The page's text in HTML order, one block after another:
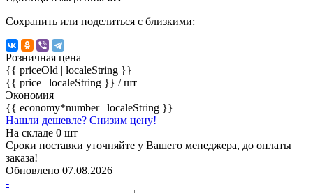
Сохранить или поделиться с близкими:
Розничная цена
{{ priceOld | localeString }}
{{ price | localeString }} / шт
Экономия
{{ economy*number | localeString }}
Нашли дешевле? Снизим цену!
На складе 0 шт
Сроки поставки уточняйте у Вашего менеджера, до оплаты
заказа!
Обновлено 07.08.2026
-